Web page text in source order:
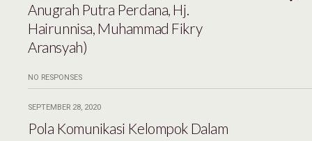
Anugrah Putra Perdana, Hj.
Hairunnisa, Muhammad Fikry
Aransyah)
NO RESPONSES
SEPTEMBER 28, 2020
Pola Komunikasi Kelompok Dalam